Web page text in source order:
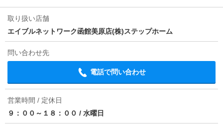
契約期間 普通借家 2年
損保
保証会社利用必 実費（■保証会社利用必須（初回保証
ほか初期費用
取り扱い店舗
エイブルネットワーク函館美原店(株)ステップホーム
問い合わせ先
電話で問い合わせ
営業時間 / 定休日
９：００～１８：００ / 水曜日